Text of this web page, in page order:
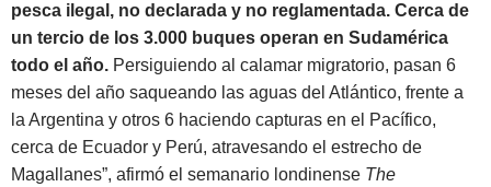
pesca ilegal, no declarada y no reglamentada. Cerca de
un tercio de los 3.000 buques operan en Sudamérica
todo el año. Persiguiendo al calamar migratorio, pasan 6
meses del año saqueando las aguas del Atlántico, frente a
la Argentina y otros 6 haciendo capturas en el Pacífico,
cerca de Ecuador y Perú, atravesando el estrecho de
Magallanes”, afirmó el semanario londinense The